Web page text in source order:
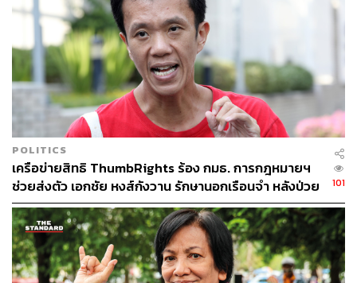
ภาวะขาดน้ํา (Dehydration)
เนื่องจากการอดน้ํา ทําให้ร่างกายได้รับสารน้ําไม่เพียงพอกับ
ที่สูญเสียไป โดยปกติร่างกายมนุษย์จะมีน้ําเป็นองค์ประกอบ
ถึง 60% เพื่อควบคุมสมดุลการไหลเวียนต่างๆ ในร่างกาย ใน
กรณีที่ขาดน้ําเป็นเวลานานนั้นอาจส่งผลให้เกิดอาการ
ปัสสาวะออกน้อย อ่อนเพลียมาก และความดันโลหิตต่ำได้
ภาวะไตบาดเจ็บ (Acute Kidney Injury)
ในกรณีที่มีการอดน้ําเป็นเวลานาน ส่งผลให้เลือดไปเลี้ยงที่ไต
ลดลง ทําให้ไตสูญเสียหน้าที่ในการทํางานอย่างเฉียบพลัน ทํา
ให้มีอาการปัสสาวะออกน้อย สับสนจากภาวะยูเรียและ
ไนโตรเจนคั่งในกระแสเลือด และมีโอกาสกลายเป็นโรคไต
เรื้อรัง จนถึงขั้นต้องฟอกไต
POLITICS
เครือข่ายสิทธิ ThumbRights ร้อง กมธ. การกฎหมายฯ
ช่วยส่งตัว เอกชัย หงส์กังวาน รักษานอกเรือนจำ หลังป่วย
หนักหลายโรค
101